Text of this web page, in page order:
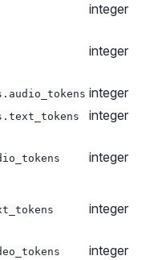
integer
integer
integer
integer
integer
integer
integer